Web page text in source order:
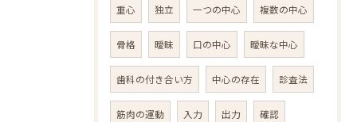
重心 独立 一つの中心 複数の中心
骨格 曖昧 口の中心 曖昧な中心
歯科の付き合い方 中心の存在 診査法
筋肉の運動 入力 出力 確認